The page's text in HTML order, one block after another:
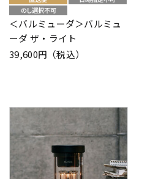
＜バルミューダ＞バルミュ
ーダ ザ・ライト
39,600円（税込）